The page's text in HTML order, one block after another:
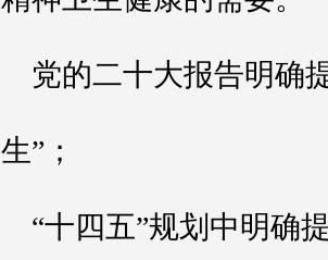
党的二十大报告明确
生”；
“十四五”规划中明确